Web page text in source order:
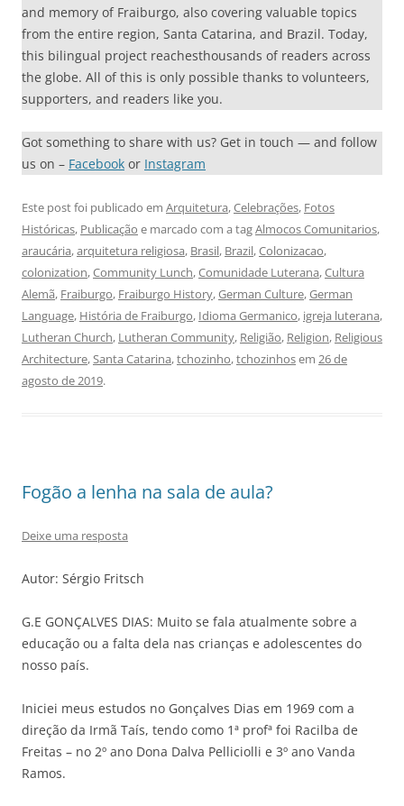
and memory of Fraiburgo, also covering valuable topics
from the entire region, Santa Catarina, and Brazil. Today,
this bilingual project reachesthousands of readers across
the globe. All of this is only possible thanks to volunteers,
supporters, and readers like you.
Got something to share with us? Get in touch — and follow
us on – Facebook or Instagram
Este post foi publicado em Arquitetura,Celebrações, Fotos
Históricas, Publicação e marcado com a tagAlmocos Comunitarios,
araucária,arquitetura religiosa, Brasil, Brazil,Colonizacao,
colonization,Community Lunch,Comunidade Luterana,Cultura
Alemã, Fraiburgo, Fraiburgo History,German Culture,German
Language, História de Fraiburgo, Idioma Germanico, igreja luterana,
Lutheran Church, Lutheran Community, Religião, Religion, Religious
Architecture,Santa Catarina,tchozinho,tchozinhosem 26 de
agosto de 2019.
Fogão a lenha na sala de aula?
Deixe uma resposta
Autor: Sérgio Fritsch
G.E GONÇALVES DIAS: Muito se fala atualmente sobre a
educação ou a falta dela nas crianças e adolescentes do
nosso país.
Iniciei meus estudos no Gonçalves Dias em 1969 com a
direção da Irmã Taís, tendo como 1ª profª foi Racilba de
Freitas – no 2º ano Dona Dalva Pelliciolli e 3º ano Vanda
Ramos.